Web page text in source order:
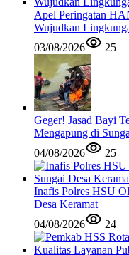
Apel Peringatan
Wujudkan
03/08/2026
25
Geger! Jasad Bayi
Mengapung di
04/08/2026
25
Inafis Polres HSU
Desa Keramat
04/08/2026
24